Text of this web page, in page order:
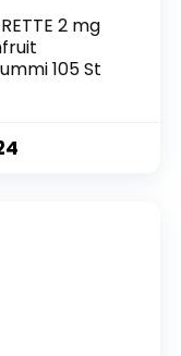
2 mg
105 St